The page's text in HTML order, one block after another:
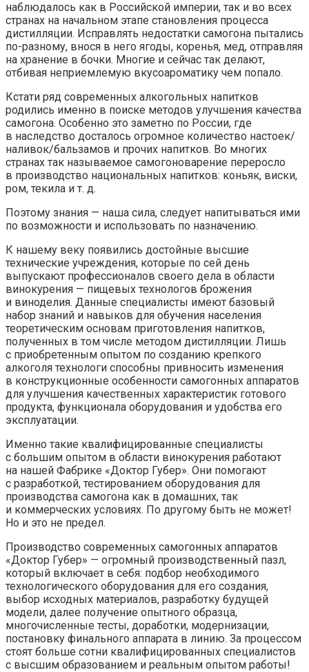
наблюдалось как в Российской империи, так и во всех
странах на начальном этапе становления процесса
дистилляции. Исправлять недостатки самогона пытались
по-разному, внося в него ягоды, коренья, мед, отправляя
на хранение в бочки. Многие и сейчас так делают,
отбивая неприемлемую вкусоароматику чем попало.
Кстати ряд современных алкогольных напитков
родились именно в поиске методов улучшения качества
самогона. Особенно это заметно по России, где
в наследство досталось огромное количество настоек/
наливок/бальзамов и прочих напитков. Во многих
странах так называемое самогоноварение переросло
в производство национальных напитков: коньяк, виски,
ром, текила и т. д.
Поэтому знания — наша сила, следует напитываться ими
по возможности и использовать по назначению.
К нашему веку появились достойные высшие
технические учреждения, которые по сей день
выпускают профессионалов своего дела в области
винокурения — пищевых технологов брожения
и виноделия. Данные специалисты имеют базовый
набор знаний и навыков для обучения населения
теоретическим основам приготовления напитков,
полученных в том числе методом дистилляции. Лишь
с приобретенным опытом по созданию крепкого
алкоголя технологи способны привносить изменения
в конструкционные особенности самогонных аппаратов
для улучшения качественных характеристик готового
продукта, функционала оборудования и удобства его
эксплуатации.
Именно такие квалифицированные специалисты
с большим опытом в области винокурения работают
на нашей Фабрике «Доктор Губер». Они помогают
с разработкой, тестированием оборудования для
производства самогона как в домашних, так
и коммерческих условиях. По другому быть не может!
Но и это не предел.
Производство современных самогонных аппаратов
«Доктор Губер» — огромный производственный пазл,
который включает в себя: подбор необходимого
технологического оборудования для его создания,
выбор исходных материалов, разработку будущей
модели, далее получение опытного образца,
многочисленные тесты, доработки, модернизации,
постановку финального аппарата в линию. За процессом
стоят больше сотни квалифицированных специалистов
с высшим образованием и реальным опытом работы!